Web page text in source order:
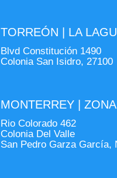
TORREÓN | LA
Blvd Constitución 1490
Colonia San Isidro, 27100
MONTERREY |
Rio Colorado 462
Colonia Del Valle
San Pedro Garza García,